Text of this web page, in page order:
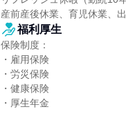
産前産後休業、育児休業、
福利厚生
保険制度：
・雇用保険
・労災保険
・健康保険
・厚生年金